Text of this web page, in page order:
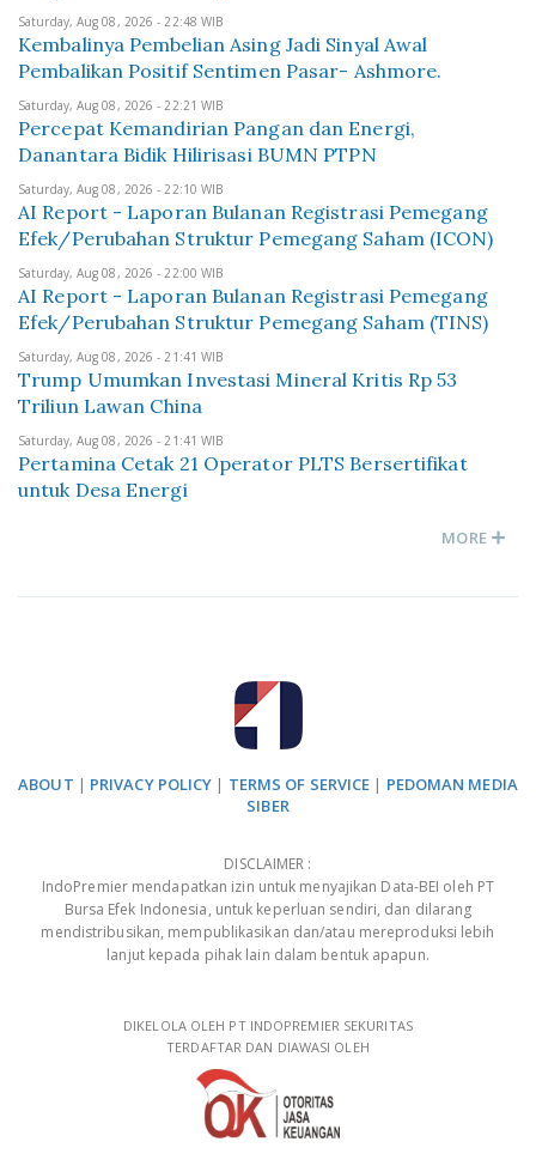
Saturday, Aug 08, 2026 - 22:48 WIB
Kembalinya Pembelian Asing Jadi Sinyal Awal
Pembalikan Positif Sentimen Pasar- Ashmore.
Saturday, Aug 08, 2026 - 22:21 WIB
Percepat Kemandirian Pangan dan Energi,
Danantara Bidik Hilirisasi BUMN PTPN
Saturday, Aug 08, 2026 - 22:10 WIB
AI Report - Laporan Bulanan Registrasi Pemegang
Efek/Perubahan Struktur Pemegang Saham (ICON)
Saturday, Aug 08, 2026 - 22:00 WIB
AI Report - Laporan Bulanan Registrasi Pemegang
Efek/Perubahan Struktur Pemegang Saham (TINS)
Saturday, Aug 08, 2026 - 21:41 WIB
Trump Umumkan Investasi Mineral Kritis Rp 53
Triliun Lawan China
Saturday, Aug 08, 2026 - 21:41 WIB
Pertamina Cetak 21 Operator PLTS Bersertifikat
untuk Desa Energi
MORE
ABOUT | PRIVACY POLICY | TERMS OF SERVICE | PEDOMAN MEDIA
SIBER
DISCLAIMER :
IndoPremier mendapatkan izin untuk menyajikan Data-BEI oleh PT
Bursa Efek Indonesia, untuk keperluan sendiri, dan dilarang
mendistribusikan, mempublikasikan dan/atau mereproduksi lebih
lanjut kepada pihak lain dalam bentuk apapun.
DIKELOLA OLEH PT INDOPREMIER SEKURITAS
TERDAFTAR DAN DIAWASI OLEH